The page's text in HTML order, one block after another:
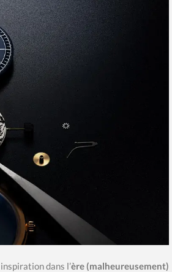
dans l’ère (malheureusement)